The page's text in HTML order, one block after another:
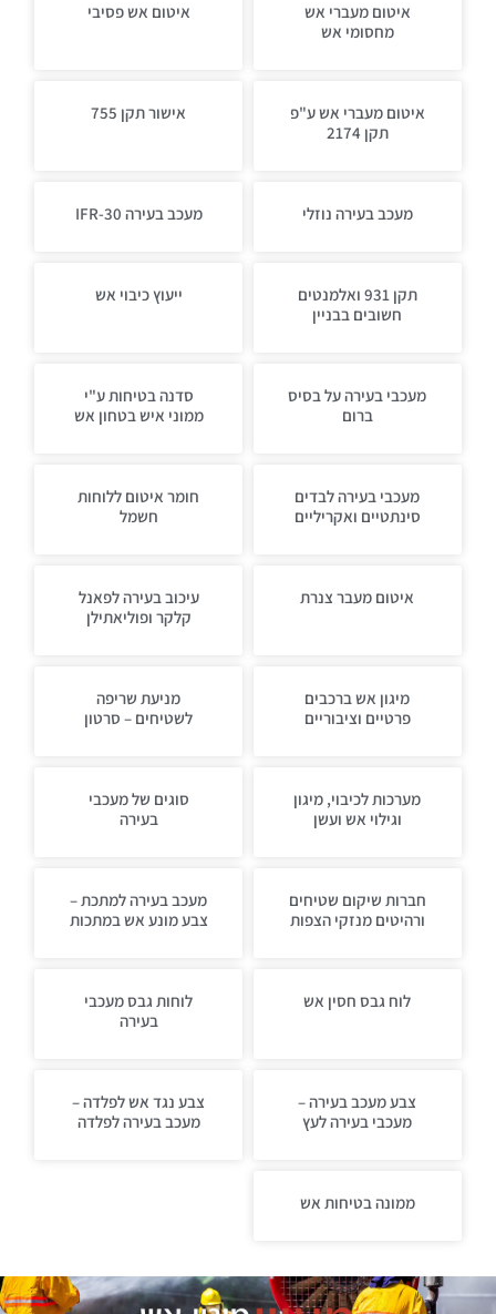
איטום מעברי אש
מחסומי אש
איטום אש פסיבי
איטום מעברי אש ע"פ
תקן 2174
אישור תקן 755
מעכב בעירה נוזלי מעכב בעירה IFR-30
תקן 931 ואלמנטים
חשובים בבניין
ייעוץ כיבוי אש
מעכבי בעירה על בסיס
ברום
סדנה בטיחות ע"י
ממוני איש בטחון אש
מעכבי בעירה לבדים
סינתטיים ואקריליים
חומר איטום ללוחות
חשמל
איטום מעבר צנרת
עיכוב בעירה לפאנל
קלקר ופוליאתילן
מיגון אש ברכבים
פרטיים וציבוריים
מניעת שריפה
לשטיחים – סרטון
מערכות לכיבוי, מיגון
וגילוי אש ועשן
סוגים של מעכבי
בעירה
חברות שיקום שטיחים
ורהיטים מנזקי הצפות
מעכב בעירה למתכת –
צבע מונע אש במתכות
לוח גבס חסין אש
לוחות גבס מעכבי
בעירה
צבע מעכב בעירה –
מעכבי בעירה לעץ
צבע נגד אש לפלדה –
מעכב בעירה לפלדה
ממונה בטיחות אש